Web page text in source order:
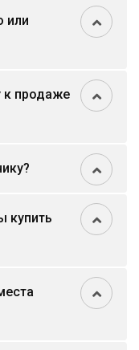
или
к продаже
купить